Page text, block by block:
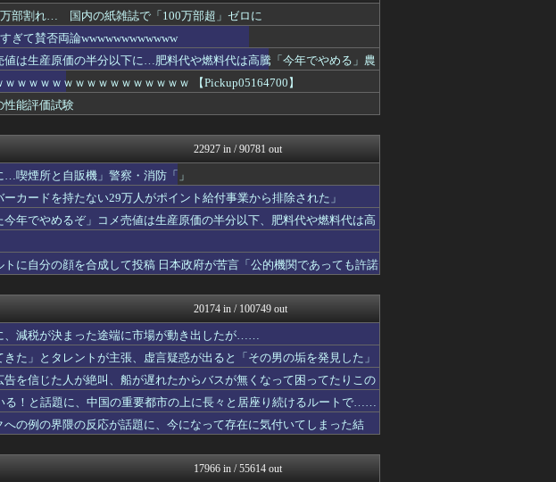
モッコスヌ〜ン
む不幸、「尊重し合...
日本第一！ニュース録
かせまと！
まとめたニュース
費税ゼロを公約に掲...
反日愚国 恨寓瘻
NEWSまとめもりー｜2c...
募集規模を上回る...
た途端に市場が動き...
U-1 NEWS.
益にする！」と宣言...
政経ワロスまとめニュース♪
55L...
保守速報
に埋葬される
watch＠２ちゃんねる
い謝罪コメント...
痛いニュース(ﾉ∀`)
かせまと！
れる 被害総額〇〇...
オレ的ゲーム速報＠刃
常識的に考えた
叩き程度にムキにな...
投資ちゃんねる
のち」
黒マッチョニュース
円に減益
みそパンNEWS
えてる」
モッコスヌ〜ン
トイレに」[8/...
国難にあってもの申す！！
ゆめ痛 -自動車まとめブロ...
するぞー！」
にゅーすアルー！
かせまと！
まとめたニュース
。現職の大野知事は...
とりのまるやき（保守）
の半分以下に…肥料代...
アルファルファモザイク＠ネ...
→ガチで洒落にな...
オレ的ゲーム速報＠刃
万部割れ… 国内の紙雑誌で「100万部超」ゼロに
ぎて賛否両論wwwwwwwwwwww
値は生産原価の半分以下に…肥料代や燃料代は高騰「今年でやめる」農
ｗｗｗｗｗｗｗｗｗｗｗｗｗｗｗ 【Pickup05164700】
性能評価試験
22927 in / 90781 out
…喫煙所と自販機」警察・消防「」
カードを持たない29万人がポイント給付事業から排除された」
年でやめるぞ」コメ売値は生産原価の半分以下、肥料代や燃料代は高
に自分の顔を合成して投稿 日本政府が苦言「公的機関であっても許諾
20174 in / 100749 out
、減税が決まった途端に市場が動き出したが……
た」とタレントが主張、虚言疑惑が出ると「その男の垢を発見した」
を信じた人が絶叫、船が遅れたからバスが無くなって困ってたりこの
る！と話題に、中国の重要都市の上に長々と居座り続けるルートで……
の例の界隈の反応が話題に、今になって存在に気付いてしまった結
17966 in / 55614 out